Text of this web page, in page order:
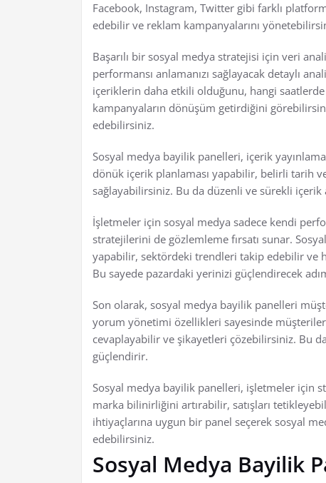
Facebook, Instagram, Twitter gibi farklı
edebilir ve reklam kampanyalarını
Başarılı bir sosyal medya stratejisi için veri
performansı anlamanızı sağlayacak detaylı
içeriklerin daha etkili olduğunu, hangi
kampanyaların dönüşüm getirdiğini
edebilirsiniz.
Sosyal medya bayilik panelleri, içerik
dönük içerik planlaması yapabilir, belirli tarih
sağlayabilirsiniz. Bu da düzenli ve sürekli içerik
İşletmeler için sosyal medya sadece kendi
stratejilerini de gözlemleme fırsatı sunar.
yapabilir, sektördeki trendleri takip edebilir ve
Bu sayede pazardaki yerinizi güçlendirecek
Son olarak, sosyal medya bayilik panelleri
yorum yönetimi özellikleri sayesinde
cevaplayabilir ve şikayetleri çözebilirsiniz. Bu
güçlendirir.
Sosyal medya bayilik panelleri, işletmeler için
marka bilinirliğini artırabilir, satışları
ihtiyaçlarına uygun bir panel seçerek sosyal
edebilirsiniz.
Sosyal Medya Bayilik